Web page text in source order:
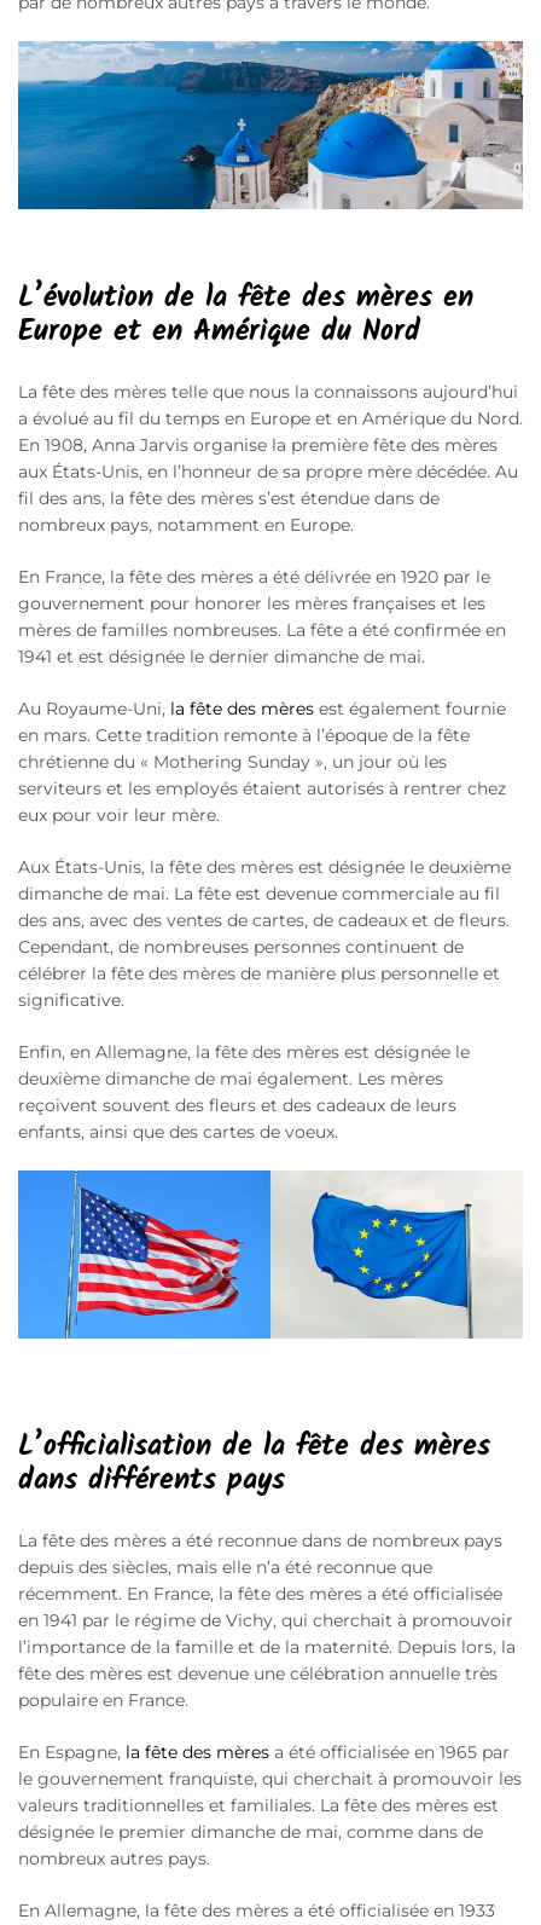
L’évolution de la fête des mères en
Europe et en Amérique du Nord
La fête des mères telle que nous la connaissons aujourd’hui
a évolué au fil du temps en Europe et en Amérique du Nord.
En 1908, Anna Jarvis organise la première fête des mères
aux États-Unis, en l’honneur de sa propre mère décédée. Au
fil des ans, la fête des mères s’est étendue dans de
nombreux pays, notamment en Europe.
En France, la fête des mères a été délivrée en 1920 par le
gouvernement pour honorer les mères françaises et les
mères de familles nombreuses. La fête a été confirmée en
1941 et est désignée le dernier dimanche de mai.
Au Royaume-Uni, la fête des mères est également fournie
en mars. Cette tradition remonte à l’époque de la fête
chrétienne du « Mothering Sunday », un jour où les
serviteurs et les employés étaient autorisés à rentrer chez
eux pour voir leur mère.
Aux États-Unis, la fête des mères est désignée le deuxième
dimanche de mai. La fête est devenue commerciale au fil
des ans, avec des ventes de cartes, de cadeaux et de fleurs.
Cependant, de nombreuses personnes continuent de
célébrer la fête des mères de manière plus personnelle et
significative.
Enfin, en Allemagne, la fête des mères est désignée le
deuxième dimanche de mai également. Les mères
reçoivent souvent des fleurs et des cadeaux de leurs
enfants, ainsi que des cartes de voeux.
L’officialisation de la fête des mères
dans différents pays
La fête des mères a été reconnue dans de nombreux pays
depuis des siècles, mais elle n’a été reconnue que
récemment. En France, la fête des mères a été officialisée
en 1941 par le régime de Vichy, qui cherchait à promouvoir
l’importance de la famille et de la maternité. Depuis lors, la
fête des mères est devenue une célébration annuelle très
populaire en France.
En Espagne, la fête des mères a été officialisée en 1965 par
le gouvernement franquiste, qui cherchait à promouvoir les
valeurs traditionnelles et familiales. La fête des mères est
désignée le premier dimanche de mai, comme dans de
nombreux autres pays.
En Allemagne, la fête des mères a été officialisée en 1933